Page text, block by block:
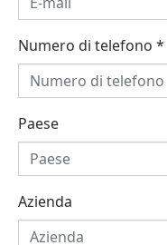
Numero di telefono *
Paese
Azienda